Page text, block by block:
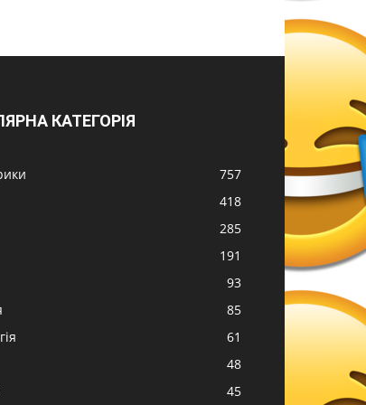
КАТЕГОРІЯ
757
418
285
191
93
85
61
48
45